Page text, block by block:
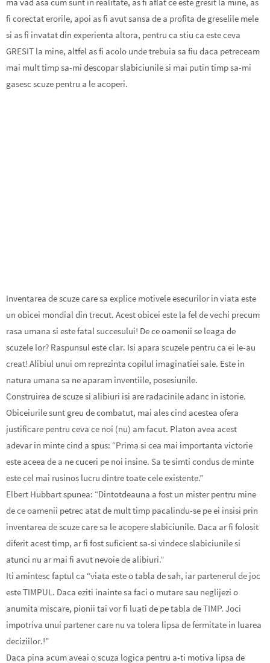
fi corectat erorile, apoi as fi avut sansa de a profita de greselile mele
si as fi invatat din experienta altora, pentru ca stiu ca este ceva
GRESIT la mine, altfel as fi acolo unde trebuia sa fiu daca petreceam
mai mult timp sa-mi descopar slabiciunile si mai putin timp sa-mi
gasesc scuze pentru a le acoperi.
Inventarea de scuze care sa explice motivele esecurilor in viata este
un obicei mondial din trecut. Acest obicei este la fel de vechi precum
rasa umana si este fatal succesului! De ce oamenii se leaga de
scuzele lor? Raspunsul este clar. Isi apara scuzele pentru ca ei le-au
creat! Alibiul unui om reprezinta copilul imaginatiei sale. Este in
natura umana sa ne aparam inventiile, posesiunile.
Construirea de scuze si alibiuri isi are radacinile adanc in istorie.
Obiceiurile sunt greu de combatut, mai ales cind acestea ofera
justificare pentru ceva ce noi (nu) am facut. Platon avea acest
adevar in minte cind a spus: “Prima si cea mai importanta victorie
este aceea de a ne cuceri pe noi insine. Sa te simti condus de minte
este cel mai rusinos lucru dintre toate cele existente.”
Elbert Hubbart spunea: “Dintotdeauna a fost un mister pentru mine
de ce oamenii petrec atat de mult timp pacalindu-se pe ei insisi prin
inventarea de scuze care sa le acopere slabiciunile. Daca ar fi folosit
diferit acest timp, ar fi fost suficient sa-si vindece slabiciunile si
atunci nu ar mai fi avut nevoie de alibiuri.”
Iti amintesc faptul ca “viata este o tabla de sah, iar partenerul de joc
este TIMPUL. Daca eziti inainte sa faci o mutare sau neglijezi o
anumita miscare, pionii tai vor fi luati de pe tabla de TIMP. Joci
impotriva unui partener care nu va tolera lipsa de fermitate in luarea
deciziilor.!”
Daca pina acum aveai o scuza logica pentru a-ti motiva lipsa de